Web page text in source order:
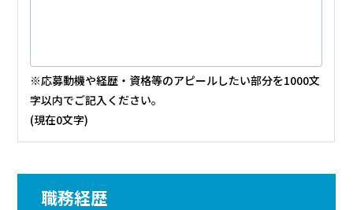
※応募動機や経歴・資格等のアピールしたい部分を1000文
字以内でご記入ください。
(現在0文字)
職務経歴